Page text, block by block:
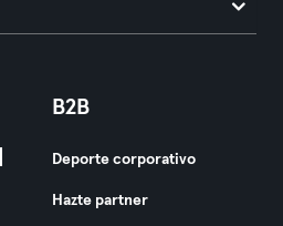
B2B
Deporte corporativo
Hazte partner